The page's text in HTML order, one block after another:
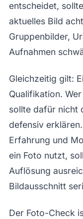
entscheidet,
aktuelles Bild
Gruppenbilder,
Aufnahmen
Gleichzeitig gilt:
Qualifikation.
sollte dafür nicht
defensiv
Erfahrung und
ein Foto nutzt,
Auflösung
Bildausschnitt
Der Foto-Check